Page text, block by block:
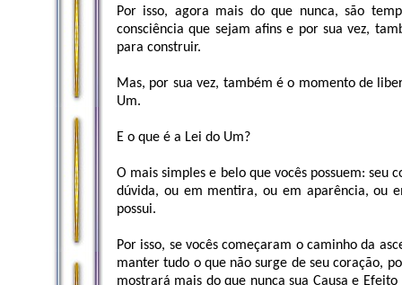
Por isso, agora mais do que nunca, são
consciência que sejam afins e por sua vez,
para construir.
Mas, por sua vez, também é o momento de
Um.
E o que é a Lei do Um?
O mais simples e belo que vocês possuem: seu
dúvida, ou em mentira, ou em aparência, ou
possui.
Por isso, se vocês começaram o caminho da
manter tudo o que não surge de seu coração,
mostrará mais do que nunca sua Causa e